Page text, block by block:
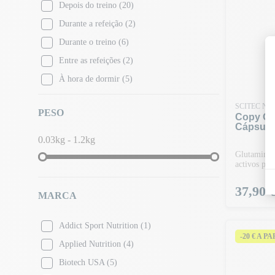
Depois do treino (20)
Durante a refeição (2)
Durante o treino (6)
Entre as refeições (2)
À hora de dormir (5)
PESO
0.03kg - 1.2kg
MARCA
Addict Sport Nutrition (1)
Applied Nutrition (4)
Biotech USA (5)
SCITEC
Copy
Glutamina
activos
Preço
37,90
-20 € A